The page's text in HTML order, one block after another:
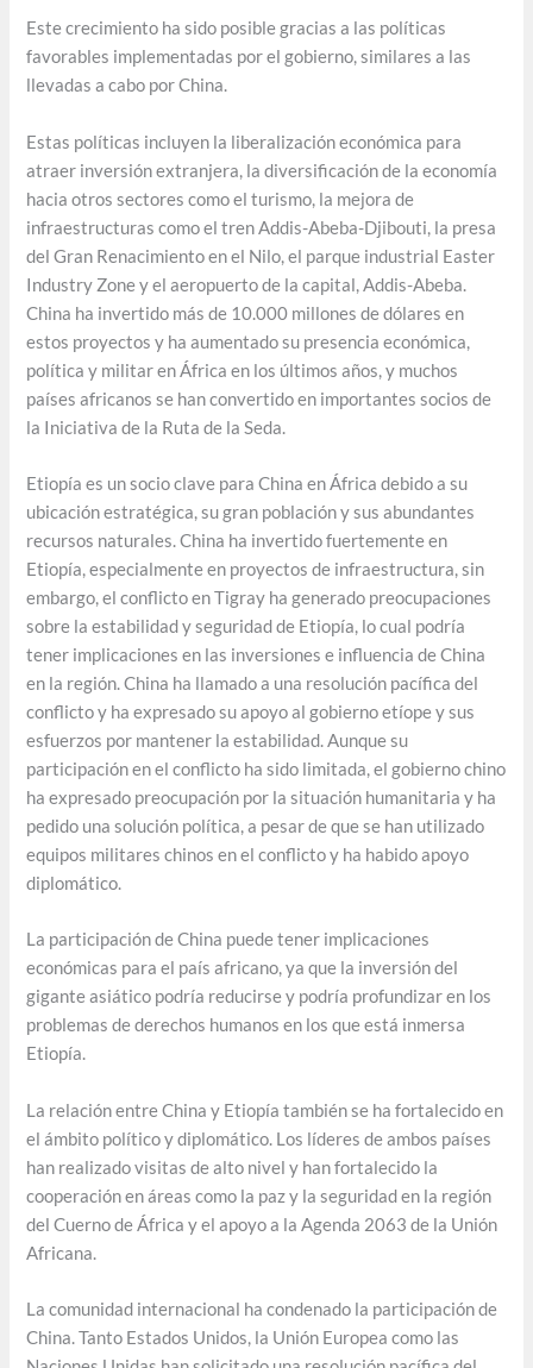
Este crecimiento ha sido posible gracias a las políticas
favorables implementadas por el gobierno, similares a las
llevadas a cabo por China.
Estas políticas incluyen la liberalización económica para
atraer inversión extranjera, la diversificación de la economía
hacia otros sectores como el turismo, la mejora de
infraestructuras como el tren Addis-Abeba-Djibouti, la presa
del Gran Renacimiento en el Nilo, el parque industrial Easter
Industry Zone y el aeropuerto de la capital, Addis-Abeba.
China ha invertido más de 10.000 millones de dólares en
estos proyectos y ha aumentado su presencia económica,
política y militar en África en los últimos años, y muchos
países africanos se han convertido en importantes socios de
la Iniciativa de la Ruta de la Seda.
Etiopía es un socio clave para China en África debido a su
ubicación estratégica, su gran población y sus abundantes
recursos naturales. China ha invertido fuertemente en
Etiopía, especialmente en proyectos de infraestructura, sin
embargo, el conflicto en Tigray ha generado preocupaciones
sobre la estabilidad y seguridad de Etiopía, lo cual podría
tener implicaciones en las inversiones e influencia de China
en la región. China ha llamado a una resolución pacífica del
conflicto y ha expresado su apoyo al gobierno etíope y sus
esfuerzos por mantener la estabilidad. Aunque su
participación en el conflicto ha sido limitada, el gobierno chino
ha expresado preocupación por la situación humanitaria y ha
pedido una solución política, a pesar de que se han utilizado
equipos militares chinos en el conflicto y ha habido apoyo
diplomático.
La participación de China puede tener implicaciones
económicas para el país africano, ya que la inversión del
gigante asiático podría reducirse y podría profundizar en los
problemas de derechos humanos en los que está inmersa
Etiopía.
La relación entre China y Etiopía también se ha fortalecido en
el ámbito político y diplomático. Los líderes de ambos países
han realizado visitas de alto nivel y han fortalecido la
cooperación en áreas como la paz y la seguridad en la región
del Cuerno de África y el apoyo a la Agenda 2063 de la Unión
Africana.
La comunidad internacional ha condenado la participación de
China. Tanto Estados Unidos, la Unión Europea como las